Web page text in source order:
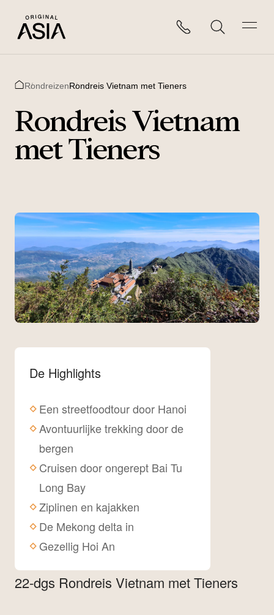
RondreizenRondreis Vietnam met Tieners
Rondreis Vietnam
met Tieners
22-dgs Rondreis Vietnam met Tieners
De Highlights
Een streetfoodtour door Hanoi
Avontuurlijke trekking door de
bergen
Cruisen door ongerept Bai Tu
Long Bay
Ziplinen en kajakken
De Mekong delta in
Gezellig Hoi An